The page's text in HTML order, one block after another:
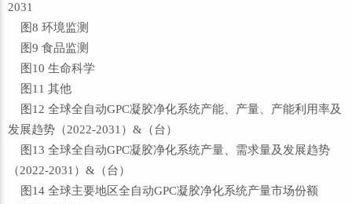
2031
图8 环境监测
图9 食品监测
图10 生命科学
图11 其他
图12 全球全自动GPC凝胶净化系统产能、产量、产能利用率及
发展趋势（2022-2031）&（台）
图13 全球全自动GPC凝胶净化系统产量、需求量及发展趋势
（2022-2031）&（台）
图14 全球主要地区全自动GPC凝胶净化系统产量市场份额